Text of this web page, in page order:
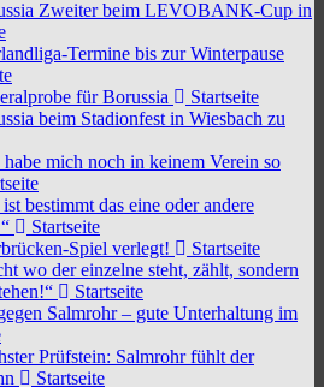
Zweiter beim LEVOBANK-Cup in
Termine bis zur Winterpause
für Borussia
Startseite
beim Stadionfest in Wiesbach zu
habe mich noch in keinem Verein so
ist bestimmt das eine oder andere
Startseite
Spiel verlegt!
Startseite
wo der einzelne steht, zählt, sondern
Startseite
Salmrohr – gute Unterhaltung im
Prüfstein: Salmrohr fühlt der
Startseite